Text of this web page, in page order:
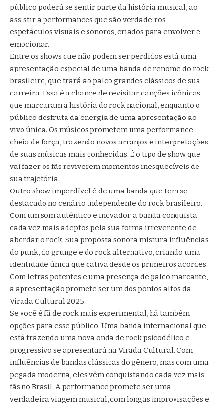
público poderá se sentir parte da história musical, ao
assistir a performances que são verdadeiros
espetáculos visuais e sonoros, criados para envolver e
emocionar.
Entre os shows que não podem ser perdidos está uma
apresentação especial de uma banda de renome do rock
brasileiro, que trará ao palco grandes clássicos de sua
carreira. Essa é a chance de revisitar canções icônicas
que marcaram a história do rock nacional, enquanto o
público desfruta da energia de uma apresentação ao
vivo única. Os músicos prometem uma performance
cheia de força, trazendo novos arranjos e interpretações
de suas músicas mais conhecidas. É o tipo de show que
vai fazer os fãs reviverem momentos inesquecíveis de
sua trajetória.
Outro show imperdível é de uma banda que tem se
destacado no cenário independente do rock brasileiro.
Com um som autêntico e inovador, a banda conquista
cada vez mais adeptos pela sua forma irreverente de
abordar o rock. Sua proposta sonora mistura influências
do punk, do grunge e do rock alternativo, criando uma
identidade única que cativa desde os primeiros acordes.
Com letras potentes e uma presença de palco marcante,
a apresentação promete ser um dos pontos altos da
Virada Cultural 2025.
Se você é fã de rock mais experimental, há também
opções para esse público. Uma banda internacional que
está trazendo uma nova onda de rock psicodélico e
progressivo se apresentará na Virada Cultural. Com
influências de bandas clássicas do gênero, mas com uma
pegada moderna, eles vêm conquistando cada vez mais
fãs no Brasil. A performance promete ser uma
verdadeira viagem musical, com longas improvisações e